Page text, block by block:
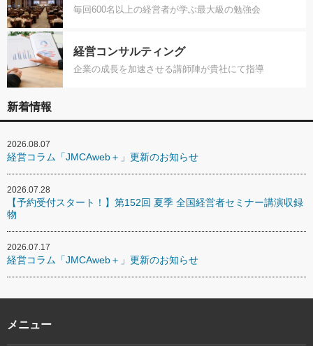
毎回600名以上の経営者が学ぶ最大級の勉強会
経営コンサルティング
企業の成長を加速させる講師陣が貴社にて指導
新着情報
2026.08.07
経営コラム「JMCAweb＋」更新のお知らせ
2026.07.28
【予約受付スタート！】第152回 夏季 全国経営者セミナー講演収録
物
2026.07.17
経営コラム「JMCAweb＋」更新のお知らせ
メニュー